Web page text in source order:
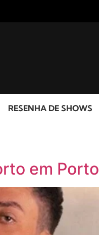
RESENHA DE SHOWS
em Porto